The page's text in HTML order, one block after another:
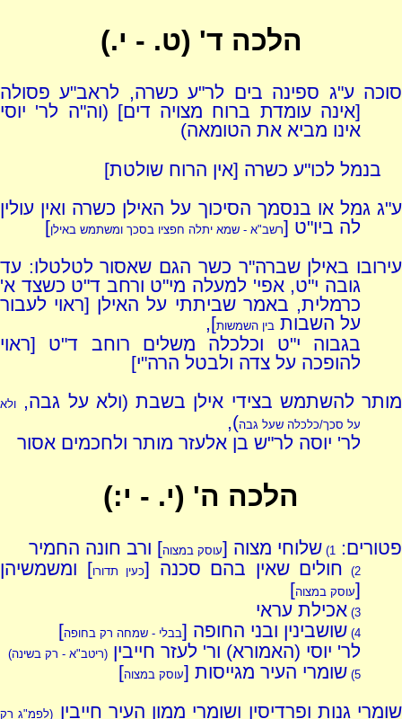
הלכה ד' (ט. - י.)
סוכה ע"ג ספינה בים לר"ע כשרה, לראב"ע פסולה
[אינה עומדת ברוח מצויה דים] (וה"ה לר' יוסי
אינו מביא את הטומאה)
בנמל לכו"ע כשרה [אין הרוח שולטת]
ע"ג גמל או בנסמך הסיכוך על האילן כשרה ואין עולין
לה ביו"ט [רשב"א - שמא יתלה חפציו בסכך ומשתמש באילן]
עירובו באילן שברה"ר כשר הגם שאסור לטלטלו: עד
גובה י"ט, אפי' למעלה מי"ט ורחב ד"ט כשצד א'
כרמלית, באמר שביתתי על האילן [ראוי לעבור
על השבותבין השמשות],
בגבוה י"ט וכלכלה משלים רוחב ד"ט [ראוי
להופכה על צדה ולבטל הרה"י]
מותר להשתמש בצידי אילן בשבת (ולא על גבה,
ולא
על סכך/כלכלה שעל גבה),
לר' יוסה לר"ש בן אלעזר מותר ולחכמים אסור
הלכה ה' (י. - י:)
פטורים: 1) שלוחי מצוה [עוסק במצוה] ורב חונה החמיר
2) חולים שאין בהם סכנה [כעין תדורו] ומשמשיהן
[עוסק במצוה]
3) אכילת עראי
4) שושבינין ובני החופה [בבלי - שמחה רק בחופה]
לר' יוסי (האמורא) ור' לעזר חייבין(ריטב"א - רק בשינה)
5) שומרי העיר מגייסות [עוסק במצוה]
שומרי גנות ופרדיסין ושומרי ממון העיר חייבין (לפמ"ג רק